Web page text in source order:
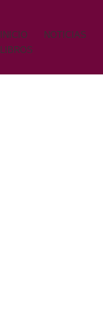
INICIO NOTICIAS
LIBROS